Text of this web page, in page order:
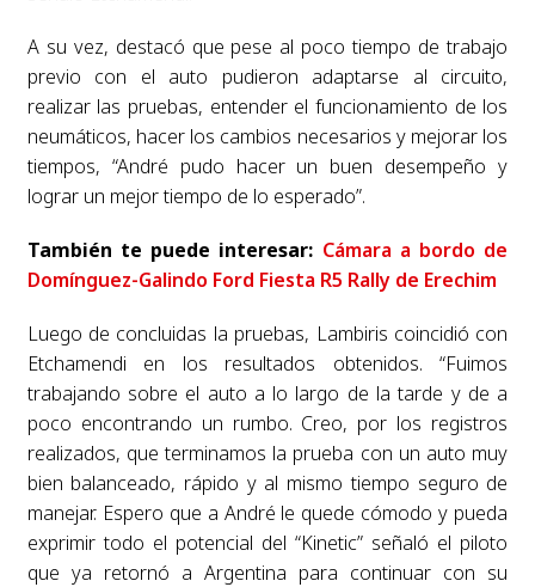
A su vez, destacó que pese al poco tiempo de trabajo
previo con el auto pudieron adaptarse al circuito,
realizar las pruebas, entender el funcionamiento de los
neumáticos, hacer los cambios necesarios y mejorar los
tiempos, “André pudo hacer un buen desempeño y
lograr un mejor tiempo de lo esperado”.
También te puede interesar: Cámara a bordo de
Domínguez-Galindo Ford Fiesta R5 Rally de Erechim
Luego de concluidas la pruebas, Lambiris coincidió con
Etchamendi en los resultados obtenidos. “Fuimos
trabajando sobre el auto a lo largo de la tarde y de a
poco encontrando un rumbo. Creo, por los registros
realizados, que terminamos la prueba con un auto muy
bien balanceado, rápido y al mismo tiempo seguro de
manejar. Espero que a André le quede cómodo y pueda
exprimir todo el potencial del “Kinetic” señaló el piloto
que ya retornó a Argentina para continuar con su